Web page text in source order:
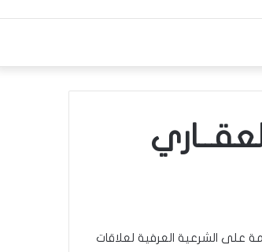
على الشرعية العرفية لعلاقات